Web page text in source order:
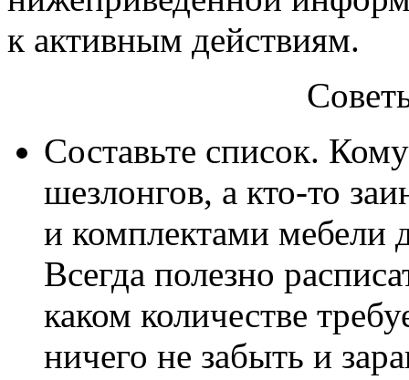
к активным действиям.
Составьте список.
шезлонгов, а кто-то
и комплектами мебели
Всегда полезно
каком количестве
ничего не забыть и